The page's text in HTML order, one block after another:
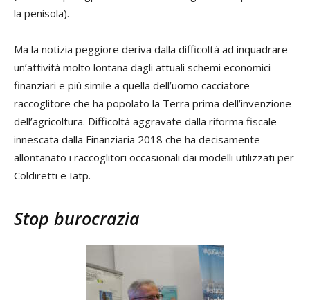
la penisola).
Ma la notizia peggiore deriva dalla difficoltà ad inquadrare
un’attività molto lontana dagli attuali schemi economici-
finanziari e più simile a quella dell’uomo cacciatore-
raccoglitore che ha popolato la Terra prima dell’invenzione
dell’agricoltura. Difficoltà aggravate dalla riforma fiscale
innescata dalla Finanziaria 2018 che ha decisamente
allontanato i raccoglitori occasionali dai modelli utilizzati per
Coldiretti e Iatp.
Stop burocrazia